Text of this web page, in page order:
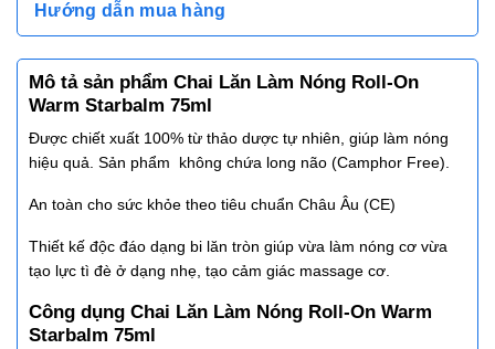
Hướng dẫn mua hàng
Mô tả sản phẩm Chai Lăn Làm Nóng Roll-On
Warm Starbalm 75ml
Được chiết xuất 100% từ thảo dược tự nhiên, giúp làm nóng
hiệu quả. Sản phẩm không chứa long não (Camphor Free).
An toàn cho sức khỏe theo tiêu chuẩn Châu Âu (CE)
Thiết kế độc đáo dạng bi lăn tròn giúp vừa làm nóng cơ vừa
tạo lực tì đè ở dạng nhẹ, tạo cảm giác massage cơ.
Công dụng Chai Lăn Làm Nóng Roll-On Warm
Starbalm 75ml